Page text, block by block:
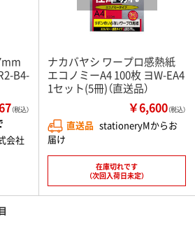
B4-
（税込）
会社
ナカバヤシ ワープロ感熱紙
エコノミーA4 100枚 ヨW-EA4
1セット(5冊)（直送品）
￥6,600（税込）
直送品 stationeryMからお
届け
在庫切れです
（次回入荷日未定）